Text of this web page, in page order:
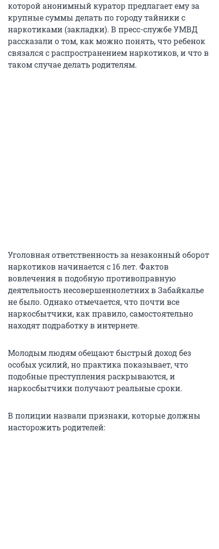
которой анонимный куратор предлагает ему за
крупные суммы делать по городу тайники с
наркотиками (закладки). В пресс-службе УМВД
рассказали о том, как можно понять, что ребенок
связался с распространением наркотиков, и что в
таком случае делать родителям.
Уголовная ответственность за незаконный оборот
наркотиков начинается с 16 лет. Фактов
вовлечения в подобную противоправную
деятельность несовершеннолетних в Забайкалье
не было. Однако отмечается, что почти все
наркосбытчики, как правило, самостоятельно
находят подработку в интернете.
Молодым людям обещают быстрый доход без
особых усилий, но практика показывает, что
подобные преступления раскрываются, и
наркосбытчики получают реальные сроки.
В полиции назвали признаки, которые должны
насторожить родителей: